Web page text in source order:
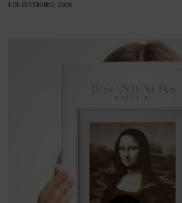
1 DE FEVEREIRO, 2026